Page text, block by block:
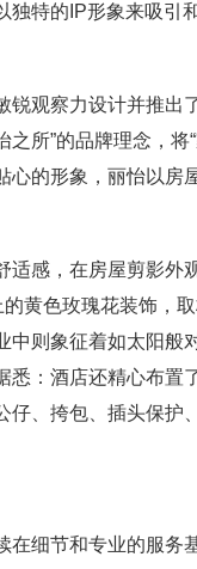
独特的IP形象来吸引
锐观察力设计并推出
之所”的品牌理念，
的形象，丽怡以房
适感，在房屋剪影外
的黄色玫瑰花装饰，
中则象征着如太阳般
悉：酒店还精心布
仔、挎包、插头保护
在细节和专业的服务